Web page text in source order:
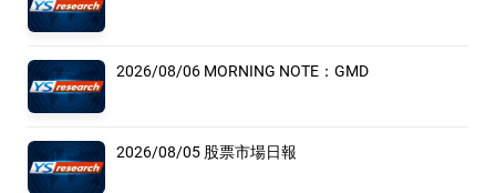
2026/08/06 MORNING NOTE：GMD
2026/08/05 股票市場日報